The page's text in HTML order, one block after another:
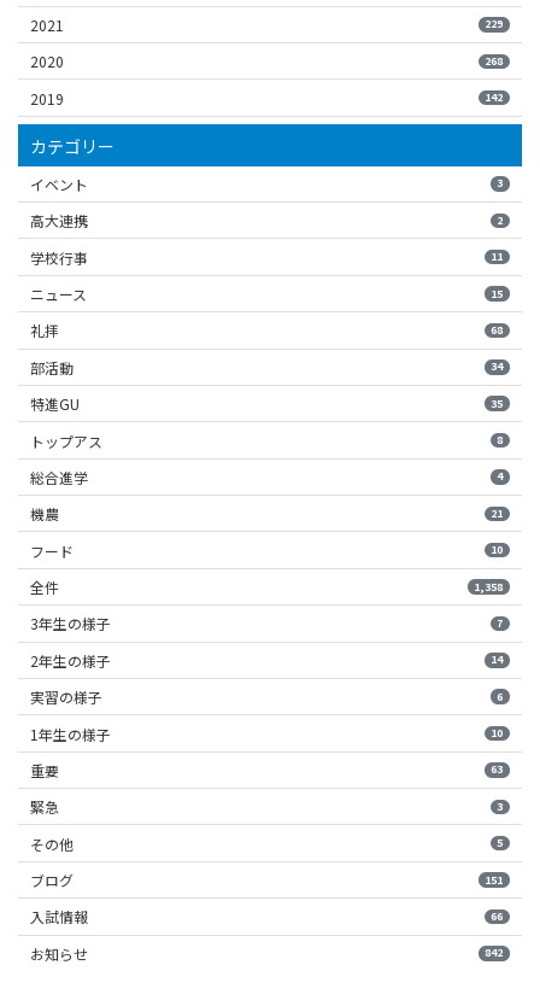
2021 229
2020 268
2019 142
カテゴリー
イベント 3
高大連携 2
学校行事 11
ニュース 15
礼拝 68
部活動 34
特進GU 35
トップアス 8
総合進学 4
機農 21
フード 10
全件 1,358
3年生の様子 7
2年生の様子 14
実習の様子 6
1年生の様子 10
重要 63
緊急 3
その他 5
ブログ 151
入試情報 66
お知らせ 842